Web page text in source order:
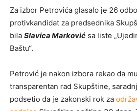
Za izbor Petrovića glasalo je 26
protivkandidat za predsednika
bila Slavica Marković sa liste
Baštu“.
Petrović je nakon izbora rekao da
transparentan rad Skupštine,
podsetio da je zakonski rok za